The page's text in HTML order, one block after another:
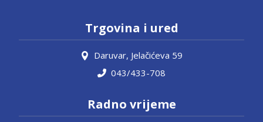
Trgovina i ured
Daruvar, Jelačićeva 59
043/433-708
Radno vrijeme